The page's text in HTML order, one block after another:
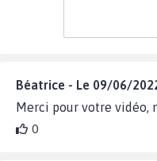
Béatrice - Le 09/06/
Merci pour votre vidéo,
0